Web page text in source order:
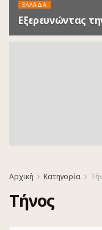
ΕΛΛΑΔΑ
Εξερευνώντας
Αρχική Κατηγορία
Τήνος